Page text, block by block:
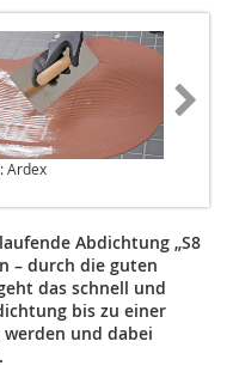
Ardex
Abdichtung „S8
– durch die guten
das schnell und
bis zu einer
und dabei